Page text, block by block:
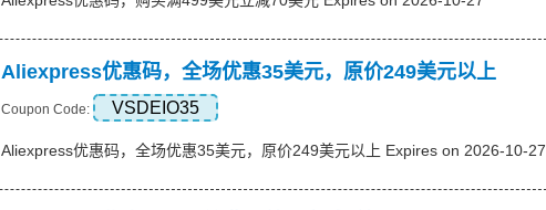
Aliexpress优惠码，全场优惠35美元，原价249美元以上
Coupon Code: VSDEIO35
Aliexpress优惠码，全场优惠35美元，原价249美元以上 Expires on 2026-10-27